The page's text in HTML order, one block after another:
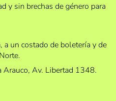
y sin brechas de género para
a un costado de boletería y de
Arauco, Av. Libertad 1348.